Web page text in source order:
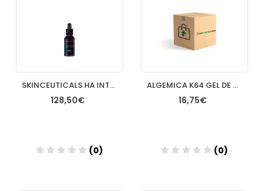
SKINCEUTICALS HA INTENSIFIER 30 ML
128,50€
(0)
ALGEMICA K64 GEL DE ARNICA
16,75€
(0)